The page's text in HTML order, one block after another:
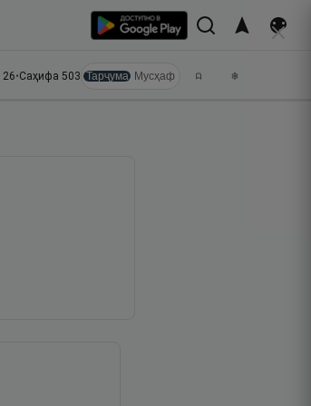
26•Саҳифа 503 Тарҷума Мусҳаф